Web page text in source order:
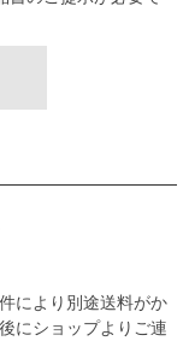
により別途送料がか
にショップよりご連